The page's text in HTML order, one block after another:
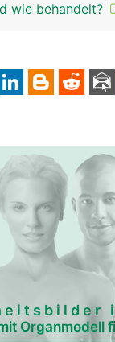
wie behandelt?
Organmodell